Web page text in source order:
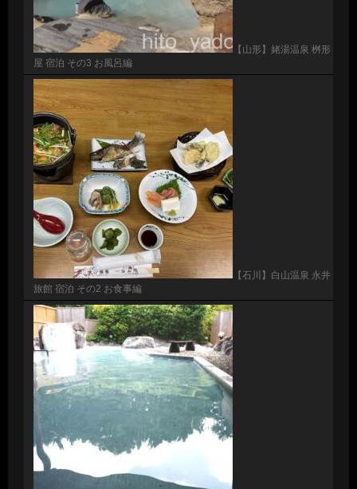
【山形】姥湯温泉 桝形
屋 宿泊 その3 お風呂編
【石川】白山温泉 永井
旅館 宿泊 その2 お食事編